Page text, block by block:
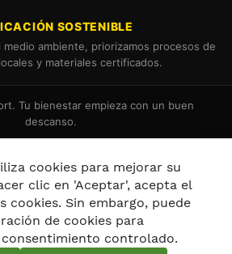
SOSTENIBLE
ambiente, priorizamos procesos de
y materiales certificados.
Tu bienestar empieza con un buen
descanso.
privacidad y cookies
cookies para mejorar su
clic en 'Aceptar', acepta el
cookies. Sin embargo, puede
de cookies para
controlado.